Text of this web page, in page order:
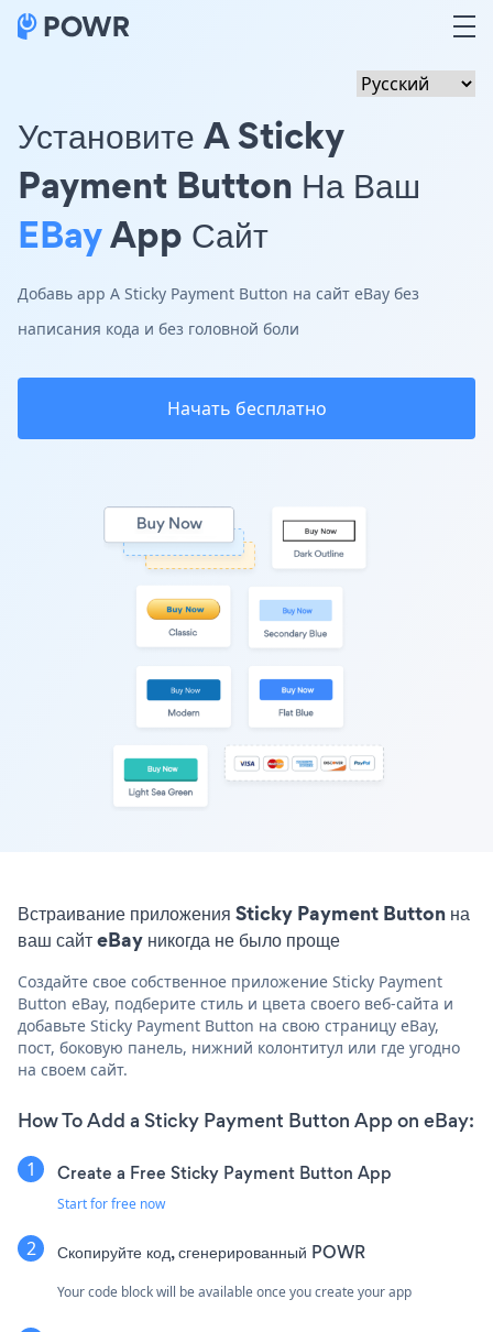
Установите A Sticky
Payment Button На Ваш
EBayApp Сайт
Добавь app A Sticky Payment Button на сайт eBay без
написания кода и без головной боли
Начать бесплатно
Встраивание приложения Sticky Payment Button на
ваш сайт eBay никогда не было проще
Создайте свое собственное приложение Sticky Payment
Button eBay, подберите стиль и цвета своего веб-сайта и
добавьте Sticky Payment Button на свою страницу eBay,
пост, боковую панель, нижний колонтитул или где угодно
на своем сайт.
How To Add a Sticky Payment Button App on eBay:
Create a Free Sticky Payment Button App
Start for free now
Скопируйте код, сгенерированный POWR
Your code block will be available once you create your app